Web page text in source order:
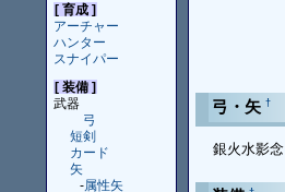
[ 育成 ]
アーチャー
ハンター
スナイパー
[ 装備 ]
武器
弓
短剣
カード
矢
-属性矢
弓・矢 †
銀火水影念